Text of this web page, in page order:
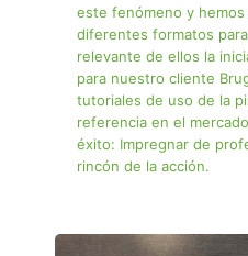
este fenómeno y
diferentes formatos
relevante de ellos la
para nuestro cliente
tutoriales de uso de la
referencia en el
éxito: Impregnar de
rincón de la acción.